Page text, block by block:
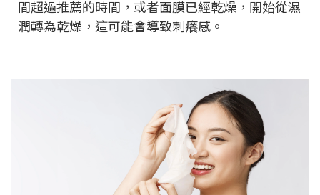
間超過推薦的時間，或者面膜已經乾燥，開始從濕
潤轉為乾燥，這可能會導致刺癢感。